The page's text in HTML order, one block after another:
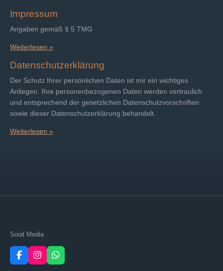
Impressum
Angaben gemäß § 5 TMG
Weiterlesen »
Datenschutzerklärung
Der Schutz Ihrer persönlichen Daten ist mir ein wichtiges
Anliegen. Ihre personenbezogenen Daten werden vertraulich
und entsprechend der gesetzlichen Datenschutzvorschriften
sowie dieser Datenschutzerklärung behandelt.
Weiterlesen »
Soial Media
F
a
I
n
W
h